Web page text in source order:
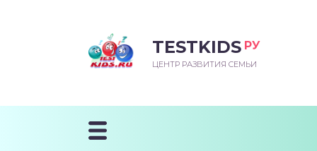
TESTKIDS РУ
ЦЕНТР РАЗВИТИЯ СЕМЬИ
УЧИТСЯ
ПОСЛЕ ГОДА
К ШКОЛЕ
ШКОЛА
ШКОЛЬНИКА